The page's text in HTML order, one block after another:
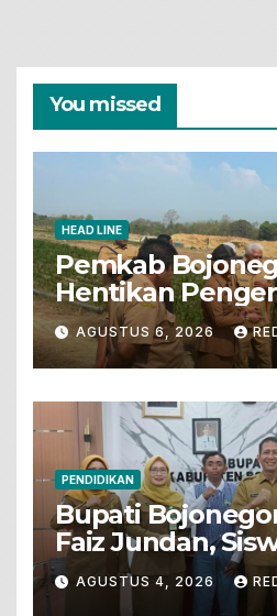
You missed
HEAD LINE
Pemkab
Hentikan
Penjualan
Pertanian
AGUSTUS 6, 2026
PENDIDIKAN
Bupati
Faiz Jundan,
Gunungsari
LKS Diksus
AGUSTUS 4, 2026